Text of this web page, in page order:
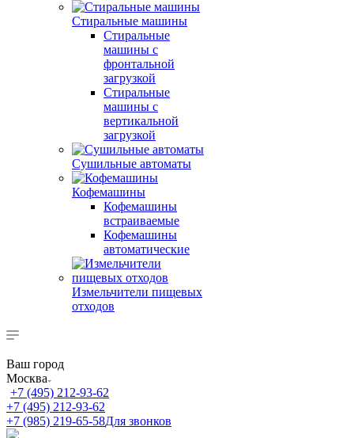
Стиральные машины
Стиральные
машины с
фронтальной
загрузкой
Стиральные
машины с
вертикальной
загрузкой
Сушильные автоматы
Кофемашины
Кофемашины
встраиваемые
Кофемашины
автоматические
Измельчители пищевых
отходов
Ваш город
Москва
+7 (495) 212-93-62
+7 (495) 212-93-62
+7 (985) 219-65-58Для звонков